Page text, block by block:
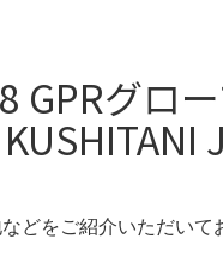
GPRグロ
どをご紹介いただいて